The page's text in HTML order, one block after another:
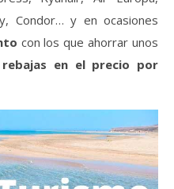
Condor… y en ocasiones
con los que ahorrar unos
rebajas en el precio por